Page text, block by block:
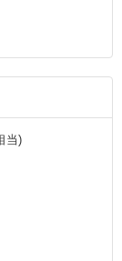
当)